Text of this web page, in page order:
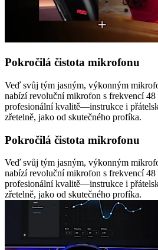
Pokročilá čistota mikrofonu
Veď svůj tým jasným, výkonným
nabízí revoluční mikrofon s frekvencí
profesionální kvalitě—instrukce i
zřetelně, jako od skutečného profíka.
Pokročilá čistota mikrofonu
Veď svůj tým jasným, výkonným
nabízí revoluční mikrofon s frekvencí
profesionální kvalitě—instrukce i
zřetelně, jako od skutečného profíka.